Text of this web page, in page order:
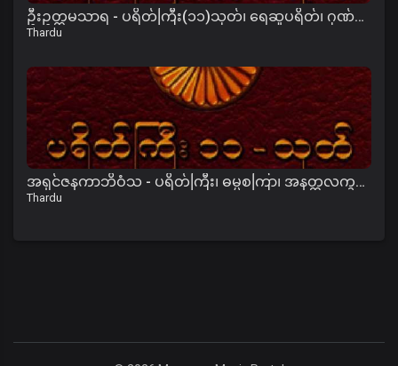
ဦးဥတ္တမသာရ - ပရိတ်ကြီး(၁၁)သုတ်၊ ရေဆူပရိတ်၊ ဂုဏ်တော်ကွန်ခြာ၊ ကမ္မဝါ
Thardu
အရှင်ဇနကာဘိဝံသ - ပရိတ်ကြီး၊ ဓမ္မစကြာ၊ အနတ္တလက္ခဏသုတ်
Thardu